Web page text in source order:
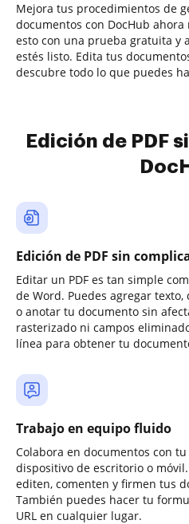
Mejora tus procedimientos de
documentos con DocHub
esto con una prueba gratuita y
estés listo. Edita tus
descubre todo lo que puedes
Edición de PDF
Edición de PDF sin
Editar un PDF es tan simple
de Word. Puedes agregar
o anotar tu documento sin
rasterizado ni campos
línea para obtener tu
Trabajo en equipo fluido
Colabora en documentos con
dispositivo de escritorio o
editen, comenten y firmen tus
También puedes hacer tu
URL en cualquier lugar.